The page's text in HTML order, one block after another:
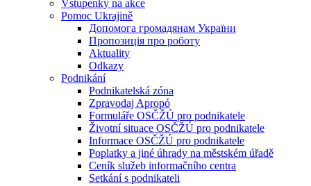
Vstupenky na akce
Pomoc Ukrajině
Допомога громадянам України
Пропозиція про роботу
Aktuality
Odkazy
Podnikání
Podnikatelská zóna
Zpravodaj Apropó
Formuláře OSČŽÚ pro podnikatele
Životní situace OSČŽÚ pro podnikatele
Informace OSČŽÚ pro podnikatele
Poplatky a jiné úhrady na městském úřadě
Ceník služeb informačního centra
Setkání s podnikateli